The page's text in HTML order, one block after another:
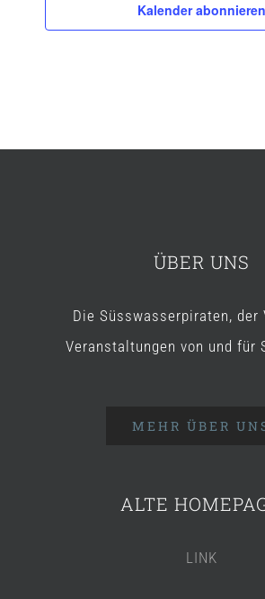
Kalender abonnieren
ÜBER UNS
Die Süsswasserpiraten, der
Veranstaltungen von und für
MEHR ÜBER
ALTE
LINK